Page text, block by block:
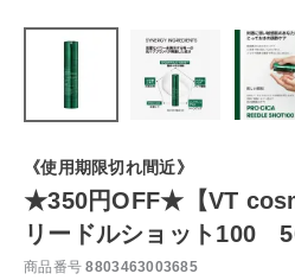
《使用期限切れ間近》
★350円OFF★【VT
リードルショット100
商品番号 8803463003685